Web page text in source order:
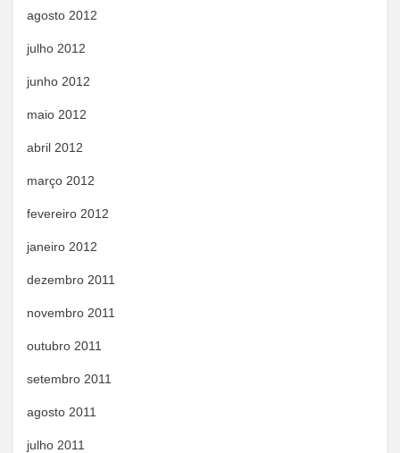
agosto 2012
julho 2012
junho 2012
maio 2012
abril 2012
março 2012
fevereiro 2012
janeiro 2012
dezembro 2011
novembro 2011
outubro 2011
setembro 2011
agosto 2011
julho 2011